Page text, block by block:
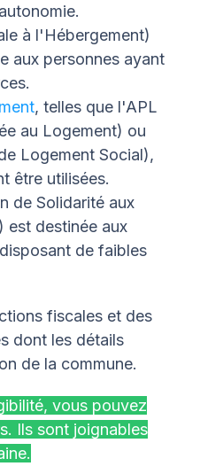
à l'Hébergement)
aux personnes ayant
, telles que l'APL
au Logement) ou
Logement Social),
être utilisées.
de Solidarité aux
est destinée aux
de faibles
fiscales et des
dont les détails
de la commune.
vous pouvez
Ils sont joignables